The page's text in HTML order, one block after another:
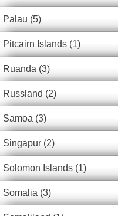
Palau (5)
Pitcairn Islands (1)
Ruanda (3)
Russland (2)
Samoa (3)
Singapur (2)
Solomon Islands (1)
Somalia (3)